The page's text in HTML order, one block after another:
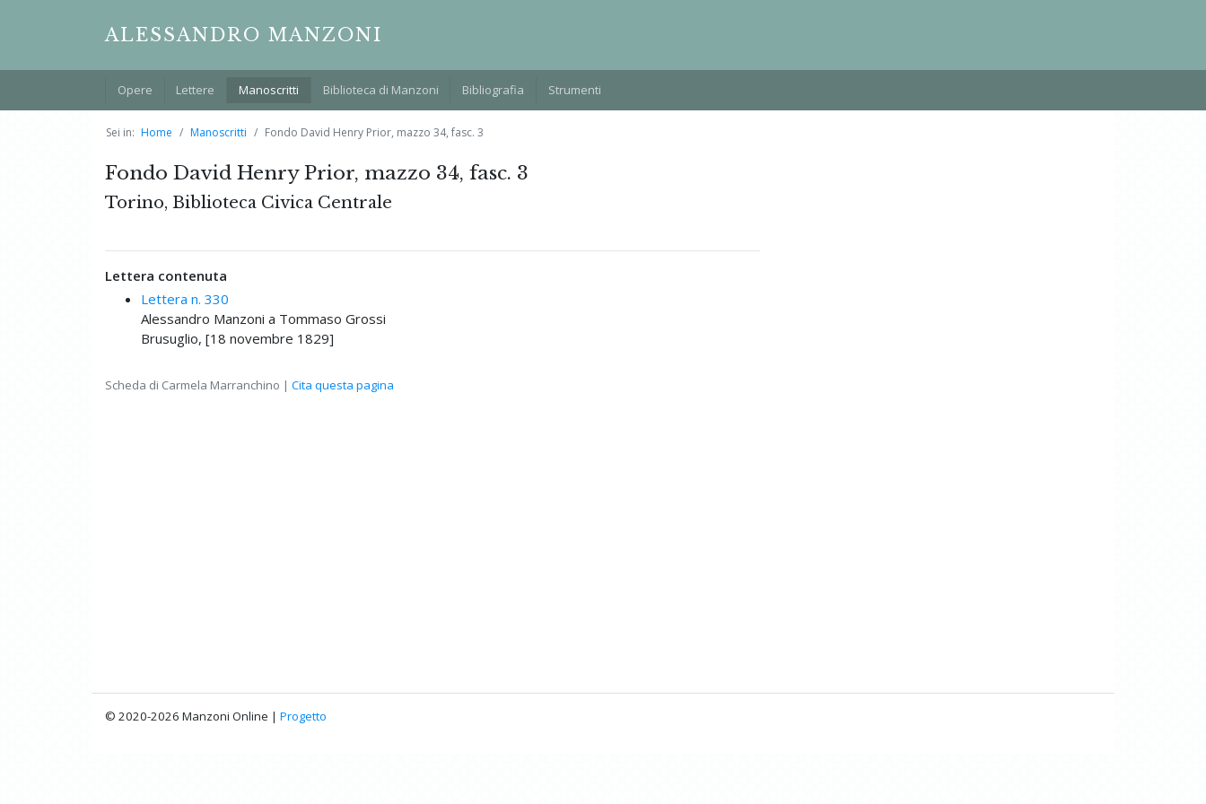
ALESSANDRO MANZONI
Opere Lettere Manoscritti Biblioteca di Manzoni Bibliografia Strumenti
Sei in: Home Manoscritti Fondo David Henry Prior, mazzo 34, fasc. 3
Fondo David Henry Prior, mazzo 34, fasc. 3
Torino, Biblioteca Civica Centrale
Lettera contenuta
Lettera n. 330
Alessandro Manzoni a Tommaso Grossi
Brusuglio, [18 novembre 1829]
Scheda di Carmela Marranchino | Cita questa pagina
© 2020-2026 Manzoni Online | Progetto